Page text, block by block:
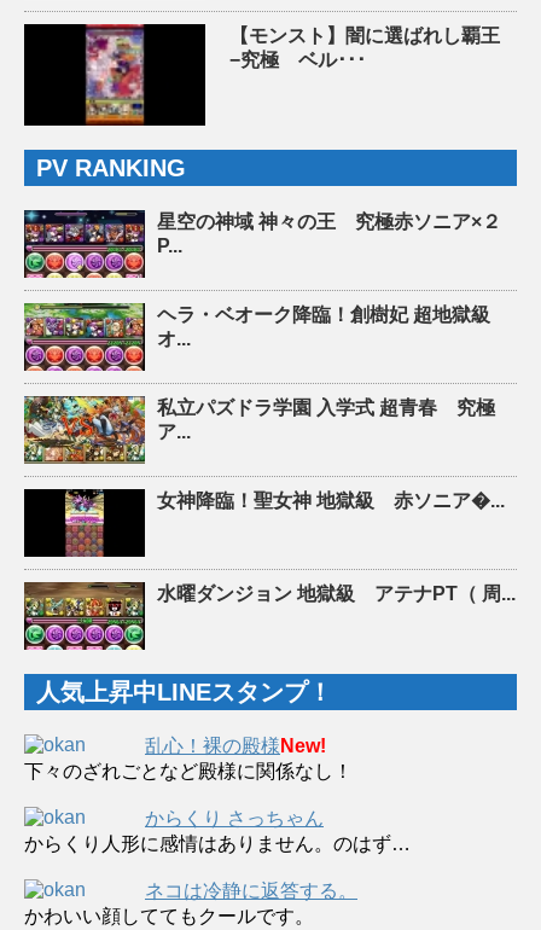
【モンスト】闇に選ばれし覇王
−究極 ベル･･･
PV RANKING
星空の神域 神々の王 究極赤ソニア×２
P...
ヘラ・ベオーク降臨！創樹妃 超地獄級
オ...
私立パズドラ学園 入学式 超青春 究極
ア...
女神降臨！聖女神 地獄級 赤ソニア�...
水曜ダンジョン 地獄級 アテナPT（ 周...
人気上昇中LINEスタンプ！
乱心！裸の殿様 New!
下々のざれごとなど殿様に関係なし！
からくり さっちゃん
からくり人形に感情はありません。のはず…
ネコは冷静に返答する。
かわいい顔しててもクールです。